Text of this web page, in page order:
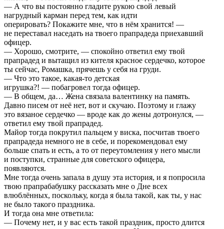
— А что вы постоянно гладите рукою свой левый
нагрудный карман перед тем, как идти
оперировать? Покажите мне, что в нём хранится! —
не переставал наседать на твоего прапрадеда приехавший
офицер.
— Хорошо, смотрите, — спокойно ответил ему твой
прапрадед и вытащил из кителя красное сердечко, которое
ты сейчас, Ромашка, прячешь у себя на груди.
— Что это такое, какая-то детская
игрушка?! — побагровел тогда офицер.
— В общем, да… Жена связала валентинку на память.
Давно писем от неё нет, вот и скучаю. Поэтому и глажу
это вязаное сердечко — вроде как до жены дотронулся, —
ответил ему твой прапрадед.
Майор тогда покрутил пальцем у виска, посчитав твоего
прапрадеда немного не в себе, и порекомендовал ему
больше спать и есть, а то от переутомления у него мысли
и поступки, странные для советского офицера,
появляются.
Мне тогда очень запала в душу эта история, и я попросила
твою прапрабабушку рассказать мне о Дне всех
влюблённых, поскольку, когда я была такой, как ты, у нас
не было такого праздника.
И тогда она мне ответила:
— Почему нет, и у вас есть такой праздник, просто длится